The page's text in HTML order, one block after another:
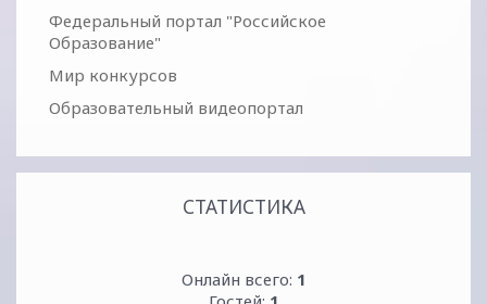
Федеральный портал "Российское
Образование"
Мир конкурсов
Образовательный видеопортал
СТАТИСТИКА
Онлайн всего: 1